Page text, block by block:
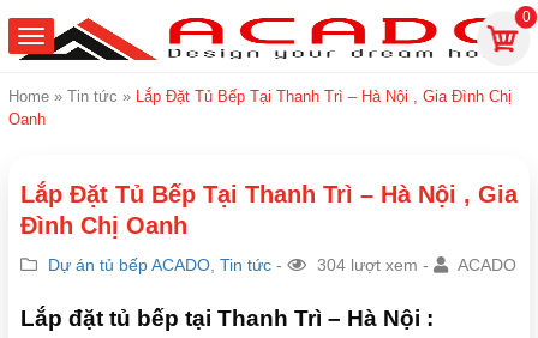
0
Home » Tin tức » Lắp Đặt Tủ Bếp Tại Thanh Trì – Hà Nội , Gia Đình Chị
Oanh
Lắp Đặt Tủ Bếp Tại Thanh Trì – Hà Nội , Gia
Đình Chị Oanh
Dự án tủ bếp ACADO Tin tức - 304 lượt xem - ACADO
Lắp đặt tủ bếp tại Thanh Trì – Hà Nội :